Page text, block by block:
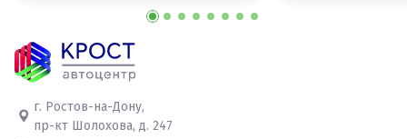
г. Ростов-на-Дону,
пр-кт Шолохова, д. 247